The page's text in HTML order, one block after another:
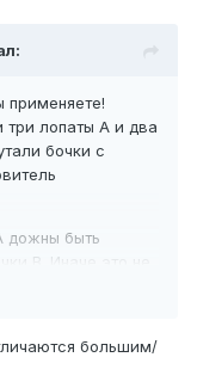
лопаты А и два
бочки с
дожны быть
В. Иначе это не
и "летнего"
большим/